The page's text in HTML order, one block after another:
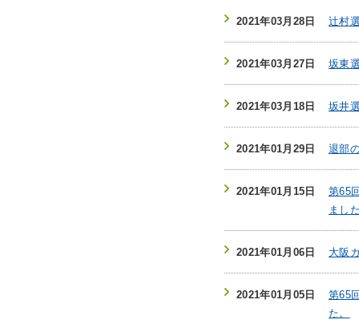
2021年03月28日 辻村
2021年03月27日 坂東
2021年03月18日 坂井
2021年01月29日 退部
2021年01月15日
第65
まし
2021年01月06日 大阪
2021年01月05日
第65
た。